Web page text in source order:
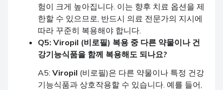
험이 크게 높아집니다. 이는 향후 치료 옵션을 제
한할 수 있으므로, 반드시 의료 전문가의 지시에
따라 꾸준히 복용해야 합니다.
Q5: Viropil (비로필) 복용 중 다른 약물이나 건
강기능식품을 함께 복용해도 되나요?
A5: Viropil (비로필)은 다른 약물이나 특정 건강
기능식품과 상호작용할 수 있습니다. 예를 들어,